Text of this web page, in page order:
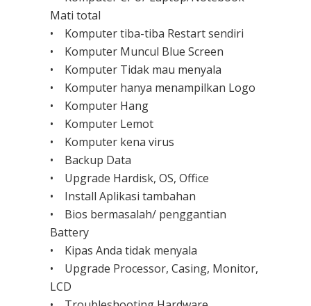
Mati total
• Komputer tiba-tiba Restart sendiri
• Komputer Muncul Blue Screen
• Komputer Tidak mau menyala
• Komputer hanya menampilkan Logo
• Komputer Hang
• Komputer Lemot
• Komputer kena virus
• Backup Data
• Upgrade Hardisk, OS, Office
• Install Aplikasi tambahan
• Bios bermasalah/ penggantian
Battery
• Kipas Anda tidak menyala
• Upgrade Processor, Casing, Monitor,
LCD